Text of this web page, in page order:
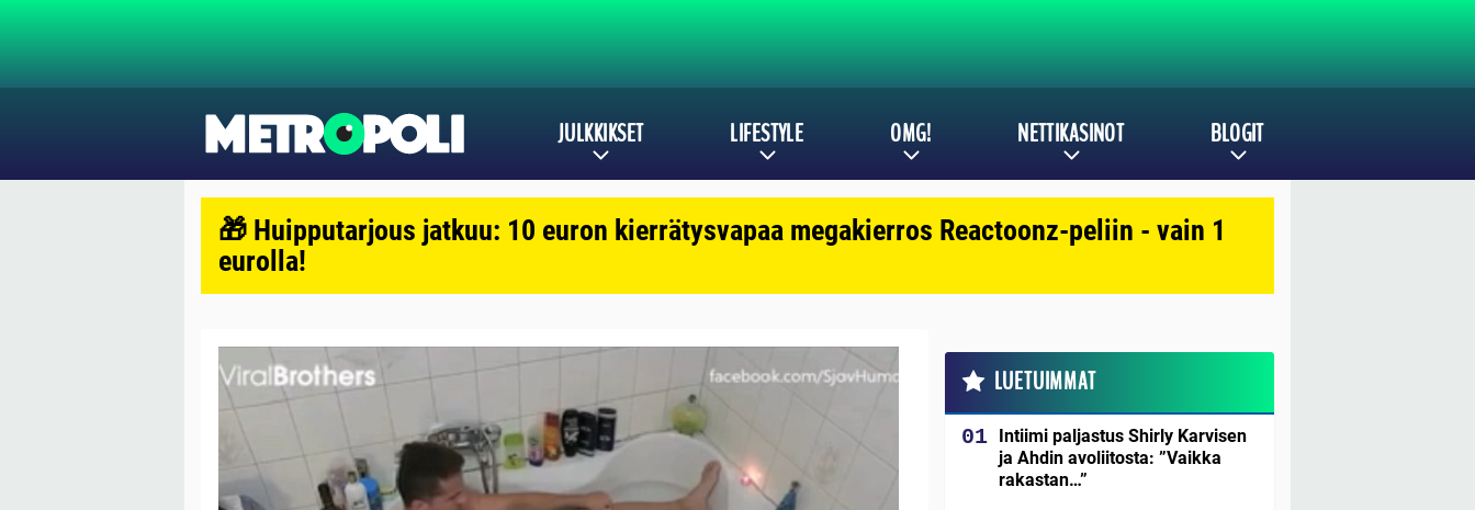
JULKKIKSET LIFESTYLE OMG! NETTIKASINOT BLOGIT
🎁 Huipputarjous jatkuu: 10 euron kierrätysvapaa megakierros Reactoonz-peliin - vain 1
eurolla!
LUETUIMMAT
Intiimi paljastus Shirly Karvisen
ja Ahdin avoliitosta: ”Vaikka
rakastan…”